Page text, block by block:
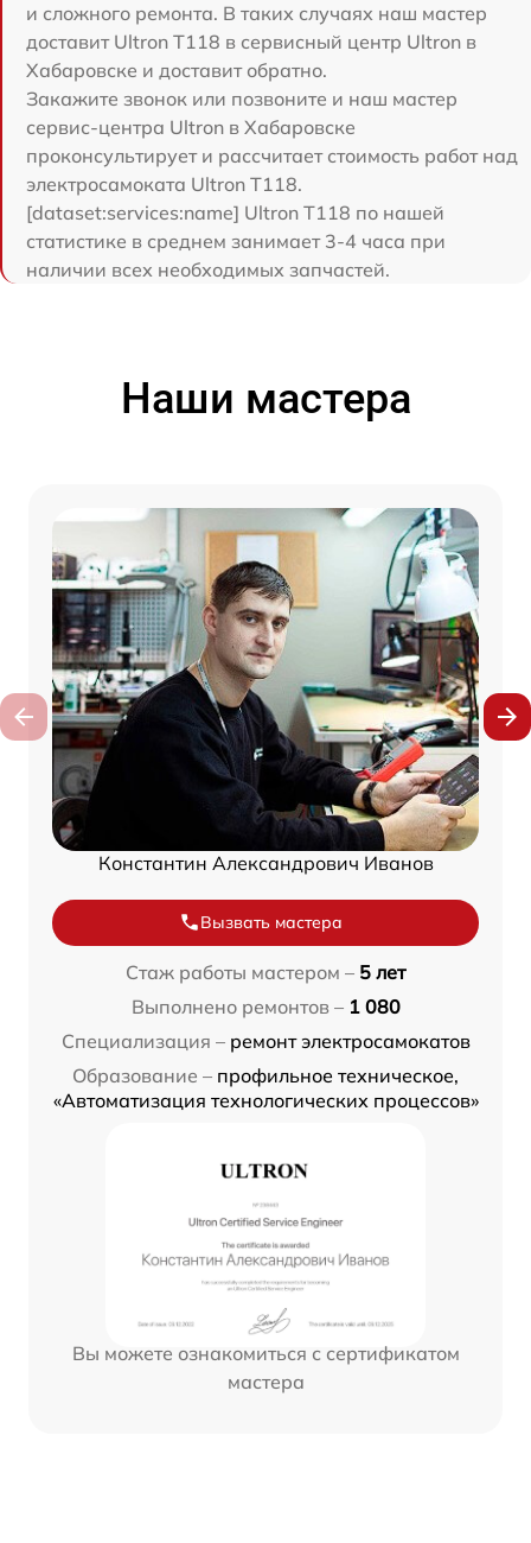
и сложного ремонта. В таких случаях наш мастер
доставит Ultron T118 в сервисный центр Ultron в
Хабаровске и доставит обратно.
Закажите звонок или позвоните и наш мастер
сервис-центра Ultron в Хабаровске
проконсультирует и рассчитает стоимость работ над
электросамоката Ultron T118.
[dataset:services:name] Ultron T118 по нашей
статистике в среднем занимает 3-4 часа при
наличии всех необходимых запчастей.
Наши мастера
Константин Александрович Иванов
Вызвать мастера
Стаж работы мастером – 5 лет
Выполнено ремонтов – 1 080
Специализация – ремонт электросамокатов
Образование – профильное техническое,
«Автоматизация технологических процессов»
Вы можете ознакомиться с сертификатом
мастера